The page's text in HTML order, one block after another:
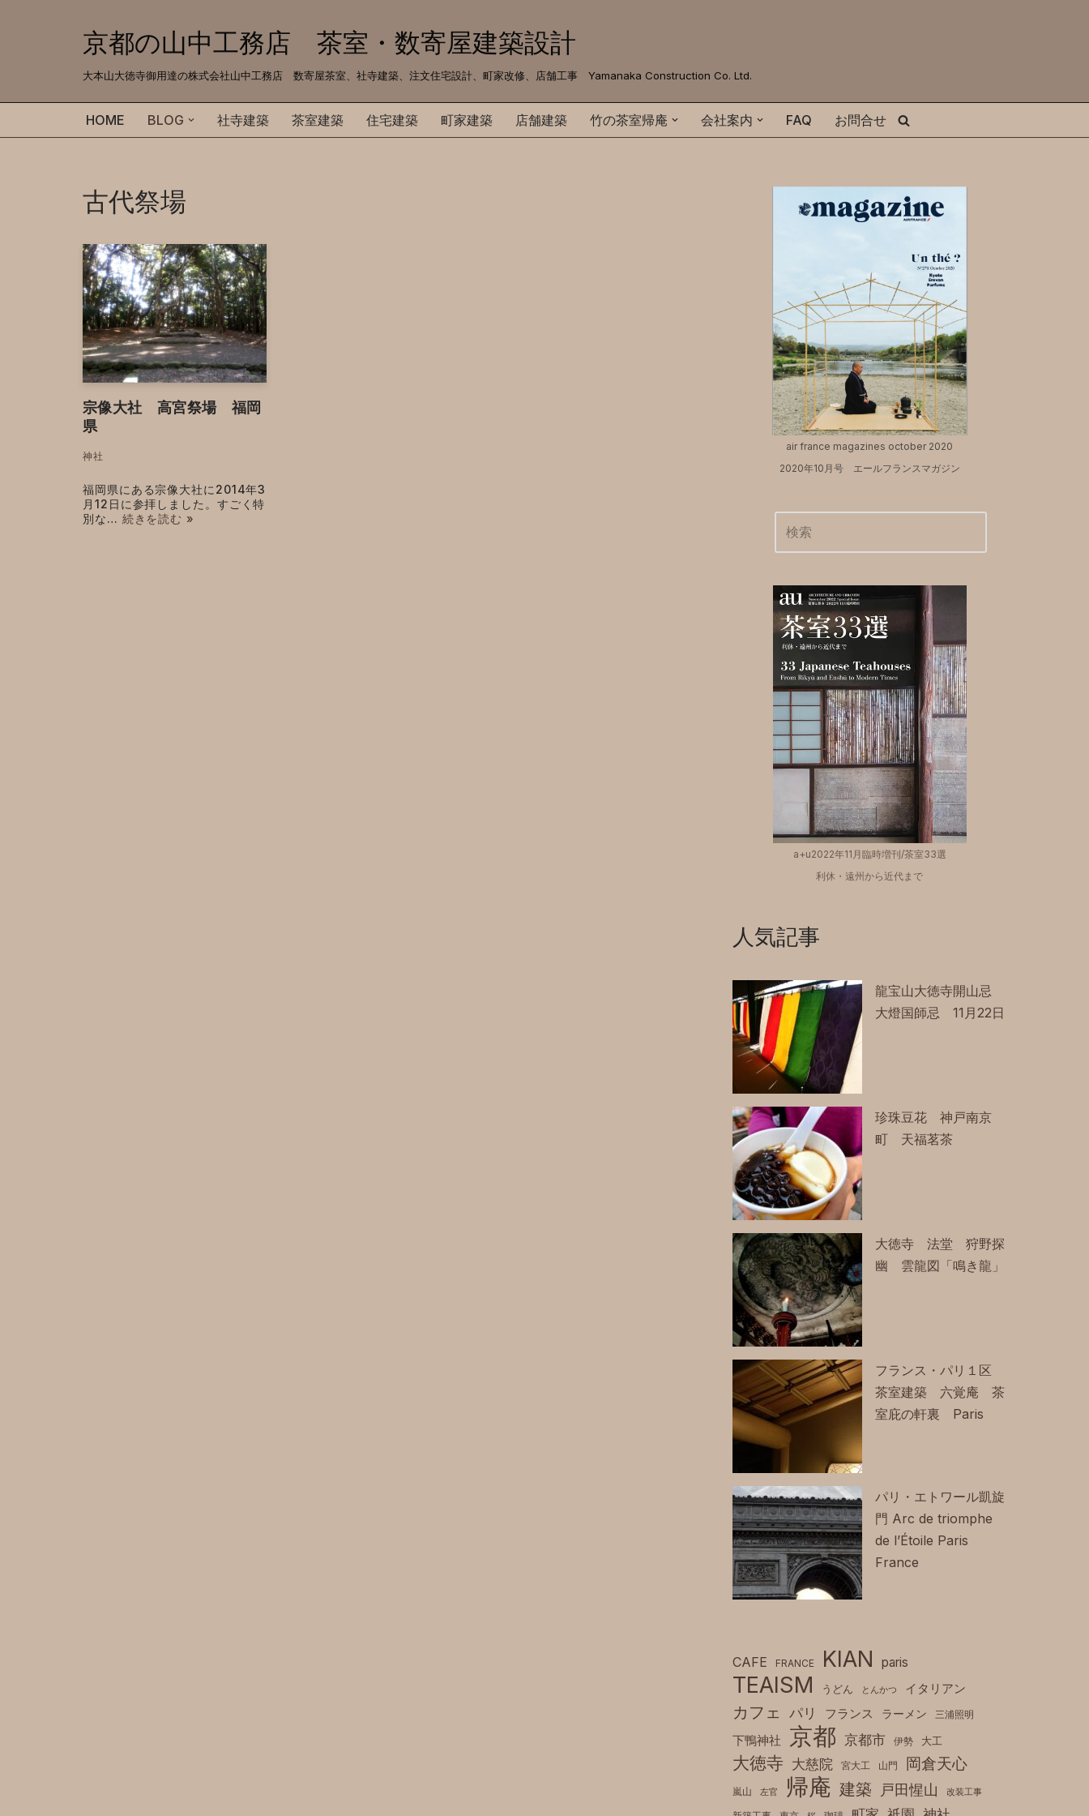
京都の山中工務店 茶室・数寄屋建築設計
大本山大徳寺御用達の株式会社山中工務店 数寄屋茶室、社寺建築、注文住宅設計、町家改修、店舗工事 Yamanaka Construction Co. Ltd.
HOME BLOG 社寺建築 茶室建築 住宅建築 町家建築 店舗建築 竹の茶室帰庵 会社案内 FAQ お問合せ
古代祭場
宗像大社 高宮祭場 福岡
県
神社
福岡県にある宗像大社に2014年3
月12日に参拝しました。すごく特
別な… 続きを読む »
air france magazines october 2020
2020年10月号 エールフランスマガジン
a+u2022年11月臨時増刊/茶室33選
利休・遠州から近代まで
人気記事
龍宝山大徳寺開山忌
大燈国師忌 11月22日
珍珠豆花 神戸南京
町 天福茗茶
大徳寺 法堂 狩野探
幽 雲龍図「鳴き龍」
フランス・パリ１区
茶室建築 六覚庵 茶
室庇の軒裏 Paris
パリ・エトワール凱旋
門 Arc de triomphe
de l’Étoile Paris
France
CAFE FRANCE KIAN paris
TEAISM うどん とんかつ イタリアン
カフェ パリ フランス ラーメン 三浦照明
下鴨神社 京都 京都市 伊勢 大工
大徳寺 大慈院 宮大工 山門 岡倉天心
嵐山 左官 帰庵 建築 戸田惺山 改装工事